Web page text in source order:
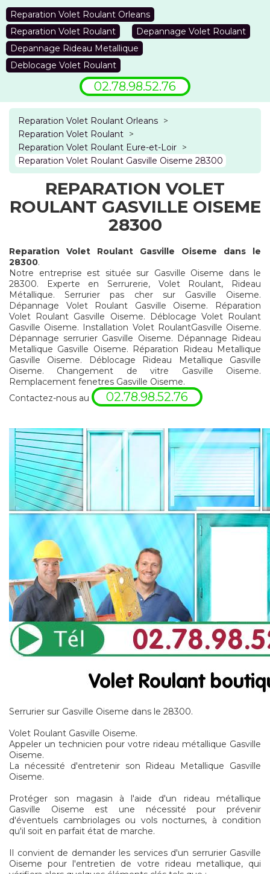
Reparation Volet Roulant Orleans
Reparation Volet Roulant
Depannage Volet Roulant
Depannage Rideau Metallique
Deblocage Volet Roulant
02.78.98.52.76
Reparation Volet Roulant Orleans >
Reparation Volet Roulant >
Reparation Volet Roulant Eure-et-Loir >
Reparation Volet Roulant Gasville Oiseme 28300
REPARATION VOLET
ROULANT GASVILLE OISEME
28300
Reparation Volet Roulant Gasville Oiseme dans le
28300.
Notre entreprise est située sur Gasville Oiseme dans le
28300. Experte en Serrurerie, Volet Roulant, Rideau
Métallique. Serrurier pas cher sur Gasville Oiseme.
Dépannage Volet Roulant Gasville Oiseme. Réparation
Volet Roulant Gasville Oiseme. Déblocage Volet Roulant
Gasville Oiseme. Installation Volet RoulantGasville Oiseme.
Dépannage serrurier Gasville Oiseme. Dépannage Rideau
Metallique Gasville Oiseme. Réparation Rideau Metallique
Gasville Oiseme. Déblocage Rideau Metallique Gasville
Oiseme. Changement de vitre Gasville Oiseme.
Remplacement fenetres Gasville Oiseme.
Contactez-nous au
02.78.98.52.76
Serrurier sur Gasville Oiseme dans le 28300.
Volet Roulant Gasville Oiseme.
Appeler un technicien pour votre rideau métallique Gasville
Oiseme.
La nécessité d'entretenir son Rideau Metallique Gasville
Oiseme.
Protéger son magasin à l'aide d'un rideau métallique
Gasville Oiseme est une nécessité pour prévenir
d'éventuels cambriolages ou vols nocturnes, à condition
qu'il soit en parfait état de marche.
Il convient de demander les services d'un serrurier Gasville
Oiseme pour l'entretien de votre rideau metallique, qui